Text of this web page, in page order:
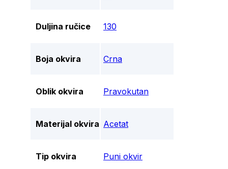
Duljina ručice 130
Boja okvira Crna
Oblik okvira Pravokutan
Materijal okvira Acetat
Tip okvira Puni okvir